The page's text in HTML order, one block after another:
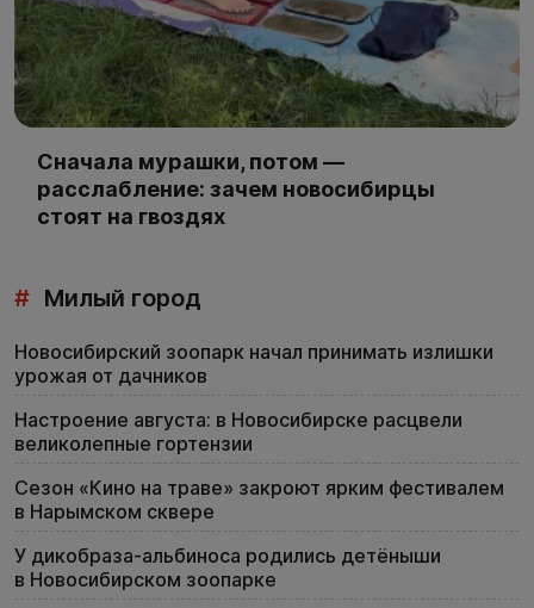
Сначала мурашки, потом —
расслабление: зачем новосибирцы
стоят на гвоздях
# Милый город
Новосибирский зоопарк начал принимать излишки
урожая от дачников
Настроение августа: в Новосибирске расцвели
великолепные гортензии
Сезон «Кино на траве» закроют ярким фестивалем
в Нарымском сквере
У дикобраза-альбиноса родились детёныши
в Новосибирском зоопарке